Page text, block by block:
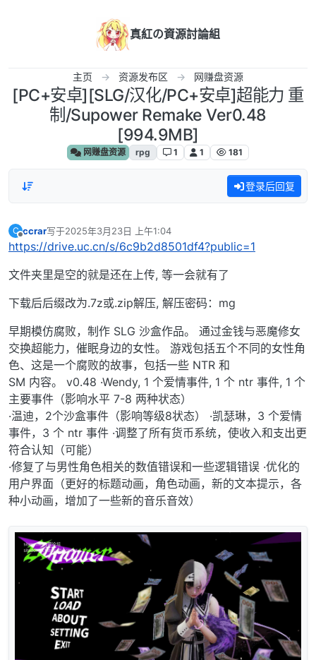
真紅の資源討論組
主页 资源发布区 网赚盘资源
[PC+安卓][SLG/汉化/PC+安卓]超能力 重
制/Supower Remake Ver0.48
[994.9MB]
网赚盘资源 rpg 1 1 181
登录后回复
C
离线
ccrar写于2025年3月23日 上午1:04
最后由 编辑
https://drive.uc.cn/s/6c9b2d8501df4?public=1
文件夹里是空的就是还在上传, 等一会就有了
下载后后缀改为.7z或.zip解压, 解压密码：mg
早期模仿腐败，制作 SLG 沙盒作品。 通过金钱与恶魔修女
交换超能力，催眠身边的女性。 游戏包括五个不同的女性角
色、这是一个腐败的故事，包括一些 NTR 和
SM 内容。 v0.48 ·Wendy, 1 个爱情事件, 1 个 ntr 事件, 1 个
主要事件（影响水平 7-8 两种状态）
·温迪，2个沙盒事件（影响等级8状态） ·凯瑟琳，3 个爱情
事件，3 个 ntr 事件 ·调整了所有货币系统，使收入和支出更
符合认知（可能）
·修复了与男性角色相关的数值错误和一些逻辑错误 ·优化的
用户界面（更好的标题动画，角色动画，新的文本提示，各
种小动画，增加了一些新的音乐音效）